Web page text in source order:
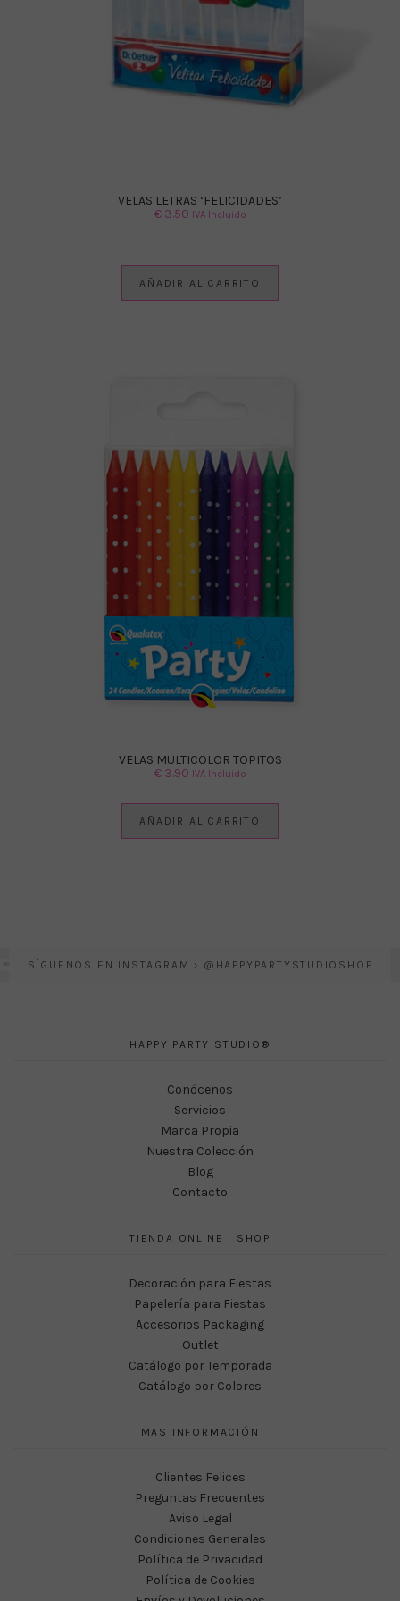
VELAS LETRAS ‘FELICIDADES’
€3.50 IVA Incluido
AÑADIR AL CARRITO
VELAS MULTICOLOR TOPITOS
€3.90 IVA Incluido
AÑADIR AL CARRITO
SÍGUENOS EN INSTAGRAM › @HAPPYPARTYSTUDIOSHOP
HAPPY PARTY STUDIO®
Conócenos
Servicios
Marca Propia
Nuestra Colección
Blog
Contacto
TIENDA ONLINE I SHOP
Decoración para Fiestas
Papelería para Fiestas
Accesorios Packaging
Outlet
Catálogo por Temporada
Catálogo por Colores
MAS INFORMACIÓN
Clientes Felices
Preguntas Frecuentes
Aviso Legal
Condiciones Generales
Política de Privacidad
Política de Cookies